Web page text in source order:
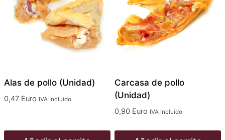
Alas de pollo (Unidad)
0,47 Euro IVA Incluido
Carcasa de pollo
(Unidad)
0,90 Euro IVA Incluido